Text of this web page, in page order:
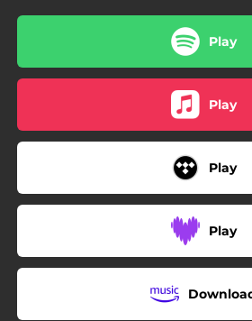
Play
Play
Play
Play